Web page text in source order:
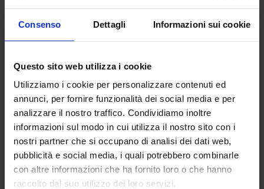
Consenso Dettagli Informazioni sui cookie
Questo sito web utilizza i cookie
Utilizziamo i cookie per personalizzare contenuti ed
annunci, per fornire funzionalità dei social media e per
analizzare il nostro traffico. Condividiamo inoltre
informazioni sul modo in cui utilizza il nostro sito con i
nostri partner che si occupano di analisi dei dati web,
pubblicità e social media, i quali potrebbero combinarle
con altre informazioni che ha fornito loro o che hanno
raccolto dal suo utilizzo dei loro servizi.
Doccia Albero 39
Pianta Grassa 08